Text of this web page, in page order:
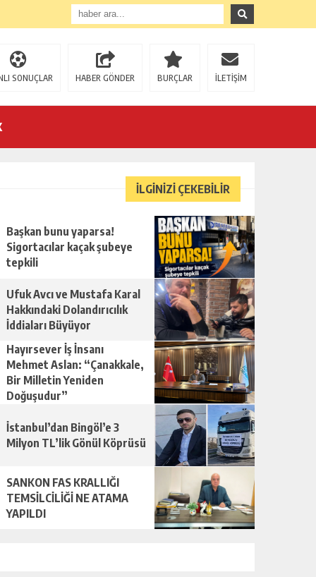
SONUÇLAR HABER GÖNDER BURÇLAR İLETİŞİM
İLGİNİZİ ÇEKEBİLİR
Başkan bunu yaparsa!
Sigortacılar kaçak şubeye
tepkili
Ufuk Avcı ve Mustafa Karal
Hakkındaki Dolandırıcılık
İddiaları Büyüyor
Hayırsever İş İnsanı
Mehmet Aslan: “Çanakkale,
Bir Milletin Yeniden
Doğuşudur”
İstanbul’dan Bingöl’e 3
Milyon TL’lik Gönül Köprüsü
SANKON FAS KRALLIĞI
TEMSİLCİLİĞİ NE ATAMA
YAPILDI